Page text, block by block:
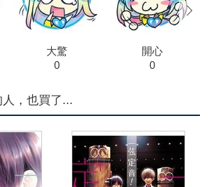
大驚
0
開心
0
next
，也買了...